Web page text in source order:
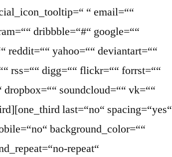
“ email=““
dribbble=“#“ google=““
reddit=““ yahoo=““ deviantart=““
rss=““ digg=““ flickr=““ forrst=““
soundcloud=““ vk=““
last=“no“ spacing=“yes“
background_color=““
repeat“